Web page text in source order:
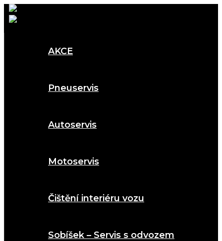
AKCE
Pneuservis
Autoservis
Motoservis
Čištění interiéru vozu
Sobíšek – Servis s odvozem